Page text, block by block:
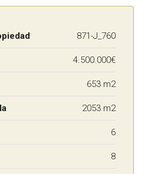
871-J_760
4.500.000€
653 m2
2053 m2
6
8